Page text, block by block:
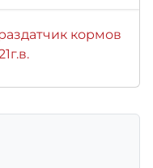
кормов